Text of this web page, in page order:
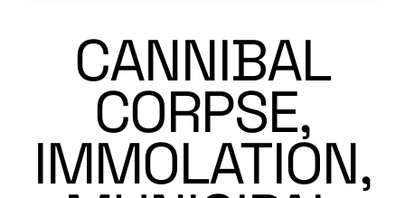
CANNIBAL
CORPSE,
IMMOLATION,